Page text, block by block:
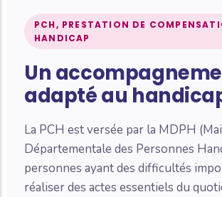
PCH, PRESTATION DE
HANDICAP
Un
adapté au
La PCH est versée par la MDPH
Départementale des Personnes
personnes ayant des difficultés
réaliser des actes essentiels du